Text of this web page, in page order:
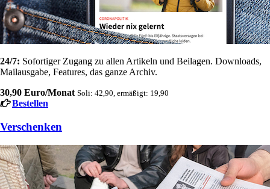
24/7: Sofortiger Zugang zu allen Artikeln und Beilagen. Downloads,
Mailausgabe, Features, das ganze Archiv.
30,90 Euro/Monat Soli: 42,90, ermäßigt: 19,90
Bestellen
Verschenken